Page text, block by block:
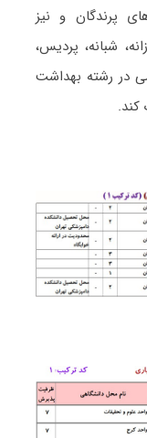
ﭘﺮﻧﺪﮔﺎن و نیز
شبانه، پردیس،
در رشته ﺑﻬﺪاﺷﺖ
کند.